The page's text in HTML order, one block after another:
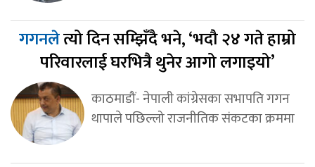
गगनलेत्यो दिन सम्झिँदै भने, ‘भदौ २४ गते हाम्रो
परिवारलाई घरभित्रै थुनेर आगो लगाइयो’
काठमाडौं- नेपाली कांग्रेसका सभापति गगन
थापाले पछिल्लो राजनीतिक संकटका क्रममा